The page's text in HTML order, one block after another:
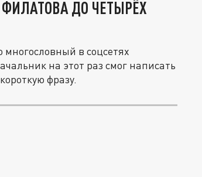
ДО ЧЕТЫРЁХ
многословный в соцсетях
на этот раз смог написать
фразу.